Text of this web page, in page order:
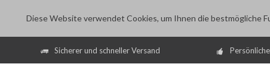
Diese Website verwendet Cookies, um Ihnen die bestmögliche
Sicherer und schneller Versand